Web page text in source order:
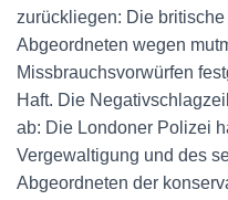
zurückliegen: Die
Abgeordneten wegen
Missbrauchsvorwürfen
Haft. Die
ab: Die Londoner Polizei
Vergewaltigung und des
Abgeordneten der